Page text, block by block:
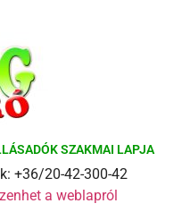
SZAKMAI LAPJA
+36/20-42-300-42
a weblapról